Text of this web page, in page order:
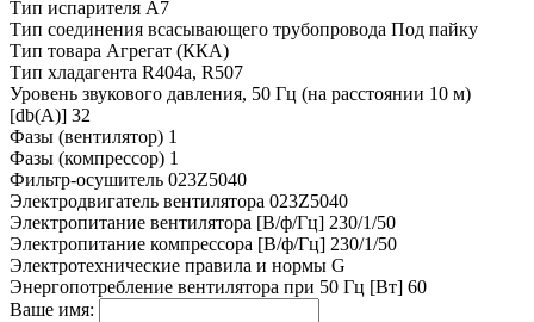
Тип испарителя A7
Тип соединения всасывающего трубопровода Под пайку
Тип товара Агрегат (ККА)
Тип хладагента R404a, R507
Уровень звукового давления, 50 Гц (на расстоянии 10 м)
[db(A)] 32
Фазы (вентилятор) 1
Фазы (компрессор) 1
Фильтр-осушитель 023Z5040
Электродвигатель вентилятора 023Z5040
Электропитание вентилятора [В/ф/Гц] 230/1/50
Электропитание компрессора [В/ф/Гц] 230/1/50
Электротехнические правила и нормы G
Энергопотребление вентилятора при 50 Гц [Вт] 60
Ваше имя: